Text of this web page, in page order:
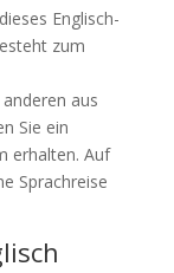
Englisch-
zum
aus
Sie ein
erhalten. Auf
Sprachreise